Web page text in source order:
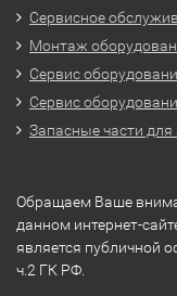
Сервисное
Монтаж
Сервис
Сервис
Запасные части для
Обращаем Ваше
данном интернет-
является публичной
ч.2 ГК РФ.